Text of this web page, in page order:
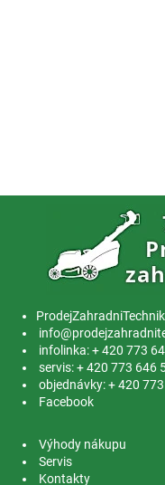
infolinka: + 420 773
servis: + 420 773 646
objednávky: + 420
Facebook
Výhody nákupu
Servis
Kontakty